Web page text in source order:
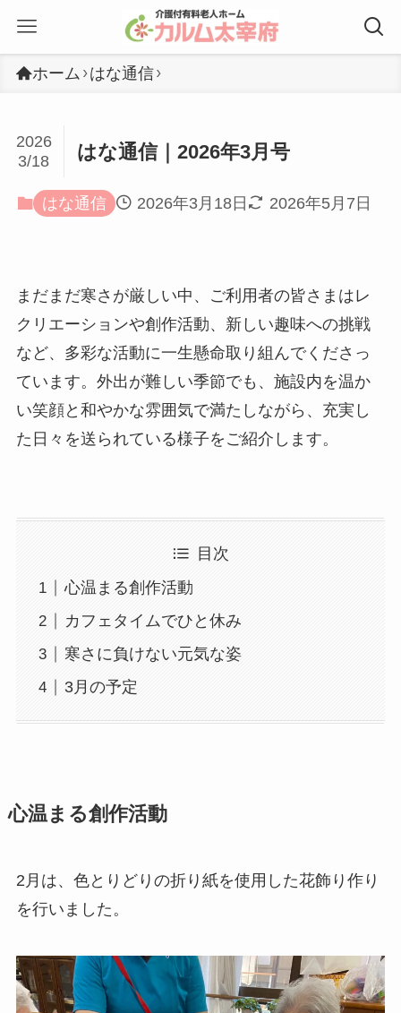
ホーム はな通信
はな通信｜2026年3月号
2026
3/18
はな通信 2026年3月18日 2026年5月7日
まだまだ寒さが厳しい中、ご利用者の皆さまはレ
クリエーションや創作活動、新しい趣味への挑戦
など、多彩な活動に一生懸命取り組んでくださっ
ています。外出が難しい季節でも、施設内を温か
い笑顔と和やかな雰囲気で満たしながら、充実し
た日々を送られている様子をご紹介します。
目次
心温まる創作活動
カフェタイムでひと休み
寒さに負けない元気な姿
3月の予定
心温まる創作活動
2月は、色とりどりの折り紙を使用した花飾り作り
を行いました。